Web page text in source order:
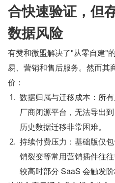
合快速验证，但
数据风险
有赞和微盟解决了"从零自建"
易、营销和售后服务。然而其
价：
数据归属与迁移成本：所
厂商闭源平台，无法导出
历史数据迁移非常困难。
持续付费压力：基础版仅
销裂变等常用营销插件往
较高时部分 SaaS 会触发